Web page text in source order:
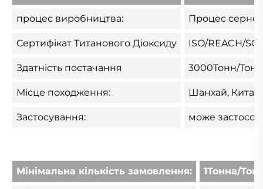
процес виробництва: Процес
Сертифікат Титанового Діоксиду ISO/REACH/
Здатність постачання 3000Тонн/
Місце походження: Шанхай, Китай
Застосування: може
Мінімальна кількість замовлення: 1Тонна/